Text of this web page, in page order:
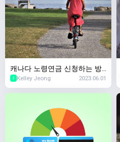
캐나다 노령연금 신청하는 방
법,캐나다 OAS(Old Age Secu
rity) 2023년 스케줄
2 Kelley Jeong 2023.06.01